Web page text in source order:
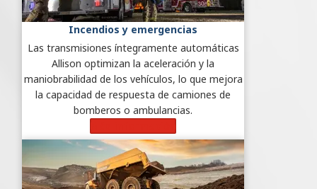
Incendios y emergencias
Las transmisiones íntegramente automáticas
Allison optimizan la aceleración y la
maniobrabilidad de los vehículos, lo que mejora
la capacidad de respuesta de camiones de
bomberos o ambulancias.